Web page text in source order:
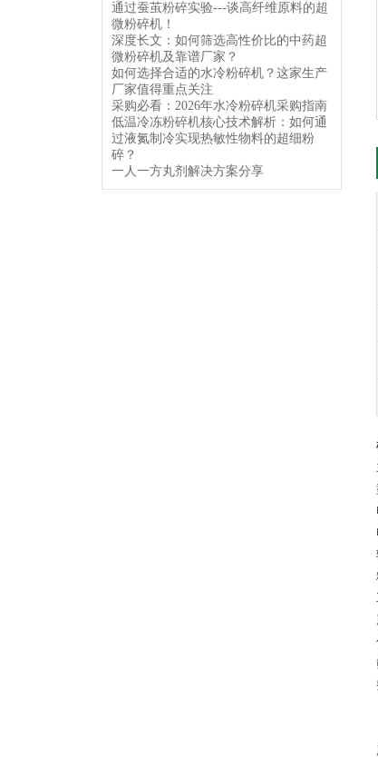
通过蚕茧粉碎实验---谈高纤维原料的超
微粉碎机！
深度长文：如何筛选高性价比的中药超
微粉碎机及靠谱厂家？
如何选择合适的水冷粉碎机？这家生产
厂家值得重点关注
采购必看：2026年水冷粉碎机采购指南
低温冷冻粉碎机核心技术解析：如何通
过液氮制冷实现热敏性物料的超细粉
碎？
一人一方丸剂解决方案分享